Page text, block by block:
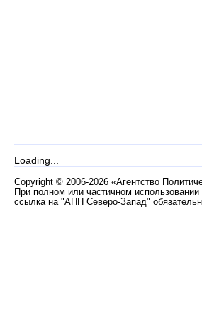
Loading...
Copyright © 2006-2026 «Агентство
При полном или частичном
ссылка на "АПН Северо-Запад"